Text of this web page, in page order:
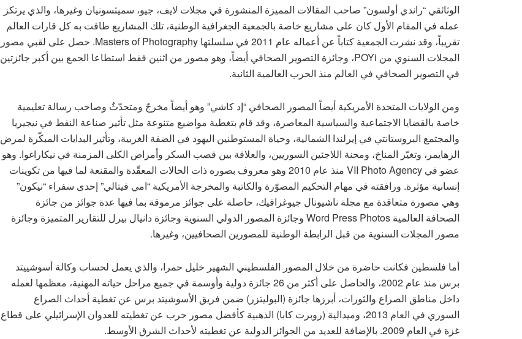
الوثائقي “راندي أولسون” صاحب المقالات المميزة المنشورة في مجلات لايف، جيو، سميثسونيان وغيرها، والذي يرتكز
عمله في المقام الأول كان على مشاريع خاصة بالجمعية الجغرافية الوطنية، تلك المشاريع طافت به كل قارات العالم
تقريباً، وقد نشرت الجمعية كتاباً عن أعماله عام 2011 في سلسلتها Masters of Photography. حصل على لقبي مصور
المجلات السنوي من POYi، وجائزة التصوير الصحافي أيضاً، وهو مصور من اثنين فقط استطاعا الجمع بين أكبر جائزتين
في التصوير الصحافي في العالم منذ الحرب العالمية الثانية.
ومن الولايات المتحدة الأمريكية أيضاً المصور الصحافي “إد كاشي” وهو أيضاً مخرجٌ ومتحدّثٌ وصاحب رسالة تعليمية
خاصة بالقضايا الاجتماعية والسياسية المعاصرة، وقد قام بتغطية مواضيع متنوعة مثل تأثير صناعة النفط في نيجيريا
والمجتمع البروستانتي في إيرلندا الشمالية، وحياة المستوطنين اليهود في الضفة الغربية، وتأثير البدايات المبكّرة لمرض
الزهايمر، وتغيّر المناخ، ومحنة اللاجئين السوريين، والعلاقة بين قصب السكر وأمراض الكلى المزمنة في نيكاراغوا. وهو
عضو في VII Photo Agency منذ عام 2010 وهو معروف بصوره ذات الحالات المعقّدة والمقنعة لما فيها من تكوينات
إنسانية مؤثرة. ورافقته في مهام التحكيم المصوّرة والكاتبة والمخرجة الأمريكية “امي فيتالي” إحدى سفراء “نيكون”
وهي مصورة متعاقدة مع مجلة ناشيونال جيوغرافيك، حاصلة على جوائز مرموقة بما فيها عدة جوائز من جائزة
الصحافة العالمية Word Press Photos وجائزة المصور الدولي السنوية وجائزة دانيال بيرل للتقارير المتميزة وجائزة
مصور المجلات السنوية من قبل الرابطة الوطنية للمصورين الصحافيين، وغيرها.
أما فلسطين فكانت حاضرة من خلال المصور الفلسطيني الشهير خليل حمرا، والذي يعمل لحساب وكالة أسوشييتد
برس منذ عام 2002، والحاصل على أكثر من 26 جائزة دولية وأوسمة في جميع مراحل حياته المهنية، معظمها لعمله
داخل مناطق الصراع والثورات، أبرزها جائزة (البوليتزر) ضمن فريق الأسوشيتد برس عن تغطية أحداث الصراع
السوري في العام 2013، وميدالية (روبرت كابا) الذهبية كأفضل مصور حرب عن تغطيته للعدوان الإسرائيلي على قطاع
غزة في العام 2009. بالإضافة للعديد من الجوائز الدولية عن تغطيته لأحداث الشرق الأوسط.